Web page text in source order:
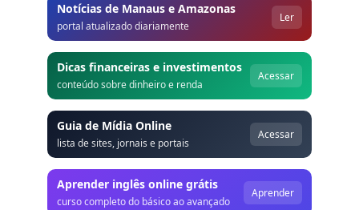
Notícias de Manaus e Amazonas
portal atualizado diariamente
Ler
Dicas financeiras e investimentos
conteúdo sobre dinheiro e renda
Acessar
Guia de Mídia Online
lista de sites, jornais e portais
Acessar
Aprender inglês online grátis
curso completo do básico ao avançado
Aprender